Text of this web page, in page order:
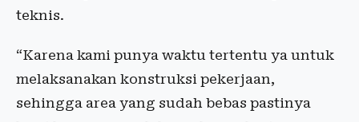
teknis.
“Karena kami punya waktu tertentu ya untuk
melaksanakan konstruksi pekerjaan,
sehingga area yang sudah bebas pastinya